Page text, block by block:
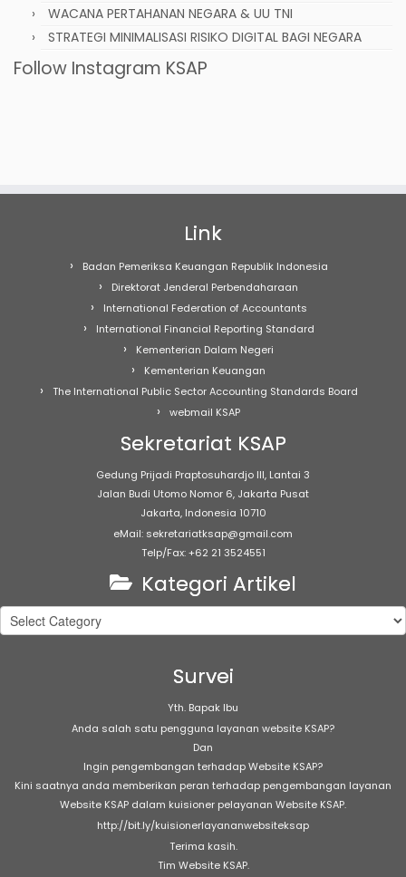
WACANA PERTAHANAN NEGARA & UU TNI
STRATEGI MINIMALISASI RISIKO DIGITAL BAGI NEGARA
Follow Instagram KSAP
Link
Badan Pemeriksa Keuangan Republik Indonesia
Direktorat Jenderal Perbendaharaan
International Federation of Accountants
International Financial Reporting Standard
Kementerian Dalam Negeri
Kementerian Keuangan
The International Public Sector Accounting Standards Board
webmail KSAP
Sekretariat KSAP
Gedung Prijadi Praptosuhardjo III, Lantai 3
Jalan Budi Utomo Nomor 6, Jakarta Pusat
Jakarta, Indonesia 10710
eMail: sekretariatksap@gmail.com
Telp/Fax: +62 21 3524551
Kategori Artikel
Kategori
Artikel
Survei
Yth. Bapak Ibu
Anda salah satu pengguna layanan website KSAP?
Dan
Ingin pengembangan terhadap Website KSAP?
Kini saatnya anda memberikan peran terhadap pengembangan layanan
Website KSAP dalam kuisioner pelayanan Website KSAP.
http://bit.ly/kuisionerlayananwebsiteksap
Terima kasih.
Tim Website KSAP.